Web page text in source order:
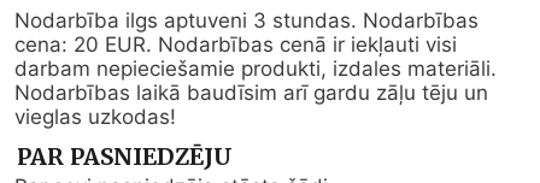
Nodarbība ilgs aptuveni 3 stundas. Nodarbības
cena: 20 EUR. Nodarbības cenā ir iekļauti visi
darbam nepieciešamie produkti, izdales materiāli.
Nodarbības laikā baudīsim arī gardu zāļu tēju un
vieglas uzkodas!
PAR PASNIEDZĒJU